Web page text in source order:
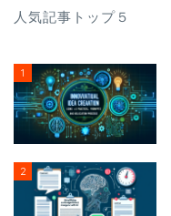
人気記事トップ５
1
2